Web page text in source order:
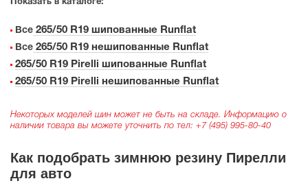
Показать в каталоге:
Все 265/50 R19 шипованные Runflat
Все 265/50 R19 нешипованные Runflat
265/50 R19 Pirelli шипованные Runflat
265/50 R19 Pirelli нешипованные Runflat
Некоторых моделей шин может не быть на складе. Информацию о
наличии товара вы можете уточнить по тел: +7 (495) 995-80-40
Как подобрать зимнюю резину Пирелли
для авто